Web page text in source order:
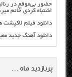
حضور بی‌موقع در
اشتباه کردی خانم
دانلود فیلم لاکپشت های
دانلود آهنگ جدید
پربازدید ماه …